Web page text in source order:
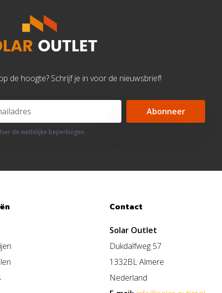
de hoogte? Schrijf je in voor de nieuwsbrief!
Abonneer
de wettelijke beperkingen
Contact
Solar Outlet
Dukdalfweg 57
1332BL Almere
Nederland